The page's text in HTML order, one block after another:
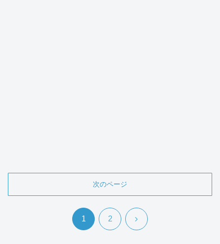
次のページ
1 2 次